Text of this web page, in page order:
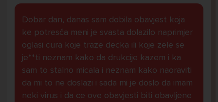
Dobar dan, danas sam dobila obavjest koja
ke potresča meni je svasta dolazilo naprimjer
oglasi cura koje traze decka ili koje zele se
je**ti neznam kako da drukcije kazem i ka
sam to stalno micala i neznam kako naoraviti
da mi to ne doslazi i sada mi je doslo da imam
neki virus i da ce ove obavjesti biti obavljene